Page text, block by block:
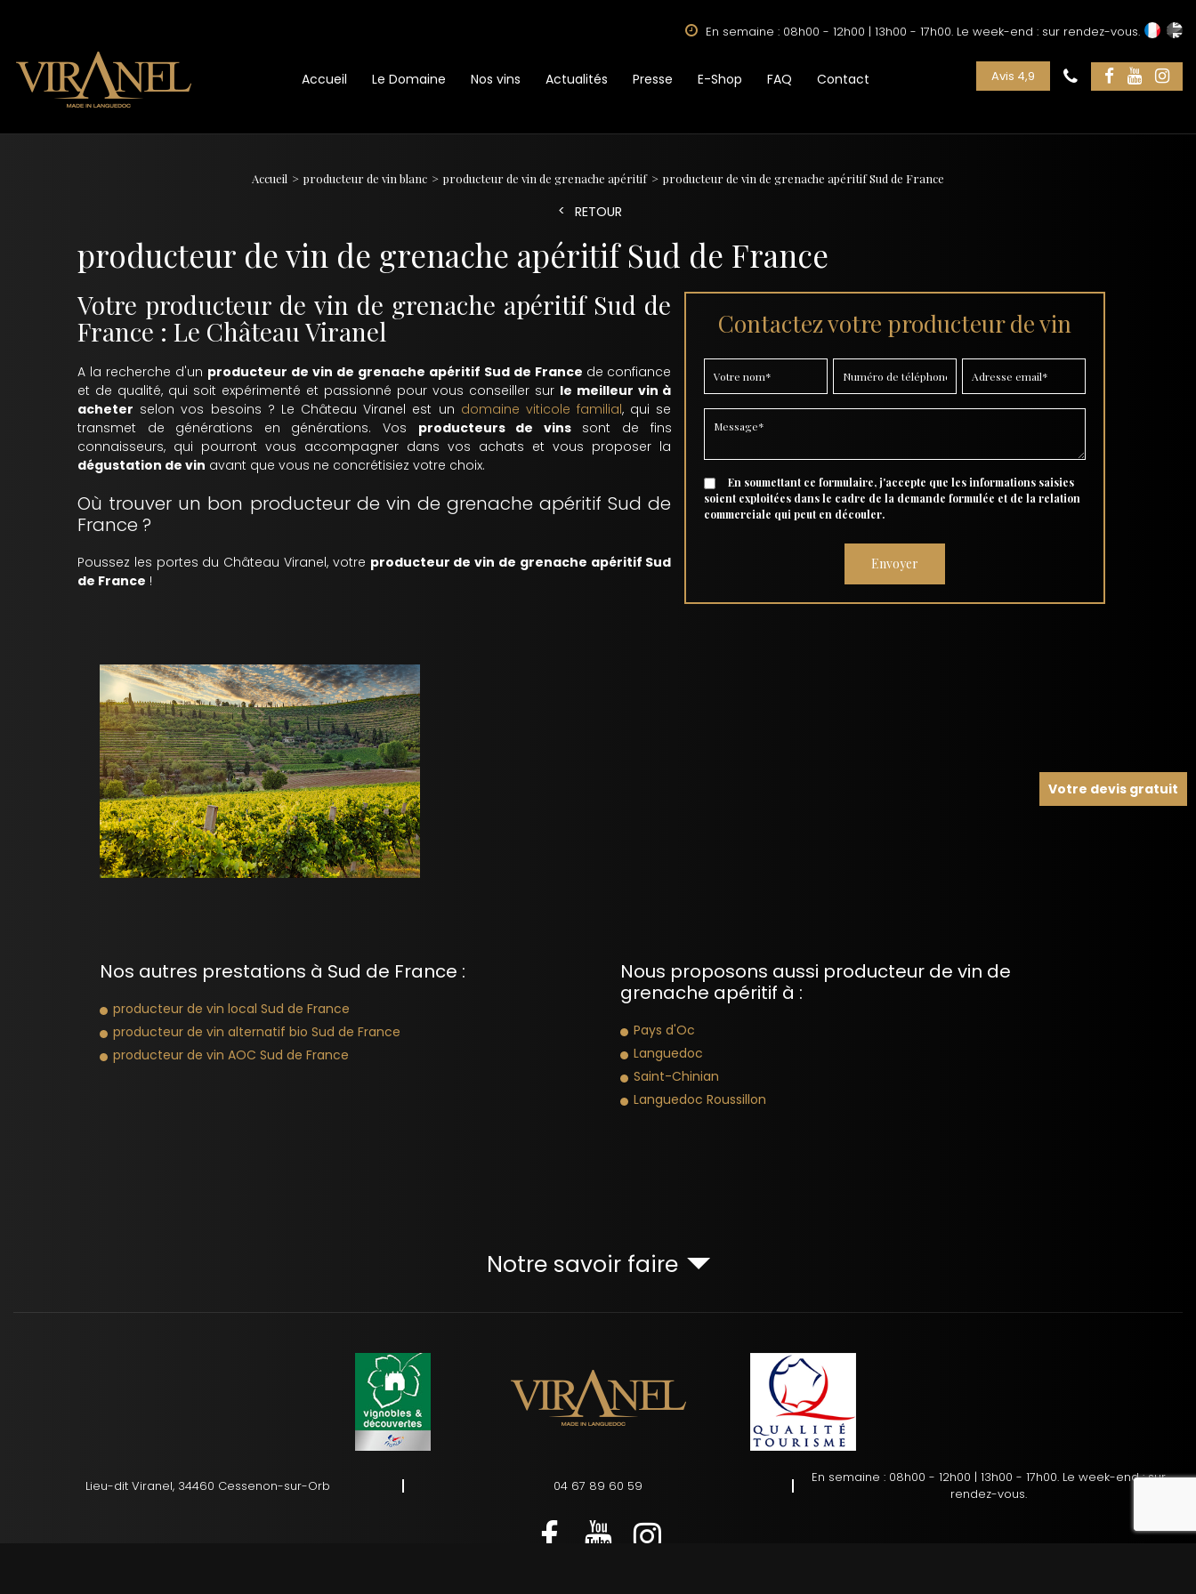
En semaine : 08h00 - 12h00 | 13h00 - 17h00. Le week-end : sur rendez-vous.
Accueil Le Domaine Nos vins Actualités Presse E-Shop FAQ Contact Avis 4,9
Accueil producteur de vin blanc producteur de vin de grenache apéritif producteur de vin de grenache apéritif Sud de France
RETOUR
producteur de vin de grenache apéritif Sud de France
Votre producteur de vin de grenache apéritif Sud de
France : Le Château Viranel
A la recherche d'un producteur de vin de grenache apéritif Sud de France de confiance
et de qualité, qui soit expérimenté et passionné pour vous conseiller sur le meilleur vin à
acheter selon vos besoins ? Le Château Viranel est un domaine viticole familial, qui se
transmet de générations en générations. Vos producteurs de vinssont de fins
connaisseurs, qui pourront vous accompagner dans vos achats et vous proposer la
dégustation de vin avant que vous ne concrétisiez votre choix.
Où trouver un bon producteur de vin de grenache apéritif Sud de
France ?
Poussez les portes du Château Viranel, votre producteur de vin de grenache apéritif Sud
de France !
Contactez votre producteur de vin
En soumettant ce formulaire, j'accepte que les informations saisies
soient exploitées dans le cadre de la demande formulée et de la relation
commerciale qui peut en découler.
Nos autres prestations à Sud de France :
producteur de vin local Sud de France
producteur de vin alternatif bio Sud de France
producteur de vin AOC Sud de France
Nous proposons aussi producteur de vin de
grenache apéritif à :
Pays d'Oc
Languedoc
Saint-Chinian
Languedoc Roussillon
Votre devis gratuit
Notre savoir faire
Lieu-dit Viranel, 34460 Cessenon-sur-Orb 04 67 89 60 59
En semaine : 08h00 - 12h00 | 13h00 - 17h00. Le week-end : sur
rendez-vous.